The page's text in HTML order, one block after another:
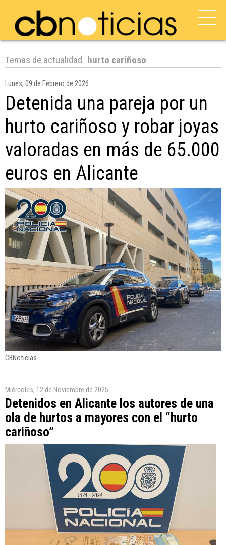
Temas de actualidad hurto cariñoso
Lunes, 09 de Febrero de 2026
Detenida una pareja por un
hurto cariñoso y robar joyas
valoradas en más de 65.000
euros en Alicante
CBNoticias
Miércoles, 12 de Noviembre de 2025
Detenidos en Alicante los autores de una
ola de hurtos a mayores con el “hurto
cariñoso”